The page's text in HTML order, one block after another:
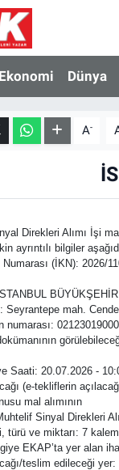
Ekonomi Dünya
A-
Direkleri Alımı İşi
ayrıntılı bilgiler
Numarası (İKN): 2026/
Seyrantepe mah.
numarası: 02123019000
Saati: 20.07.2026 -
(e-tekliflerin
mal alımının
Sinyal Direkleri
türü ve miktarı: 7
EKAP’ta yer alan
teslim edileceği
ve Fikstür